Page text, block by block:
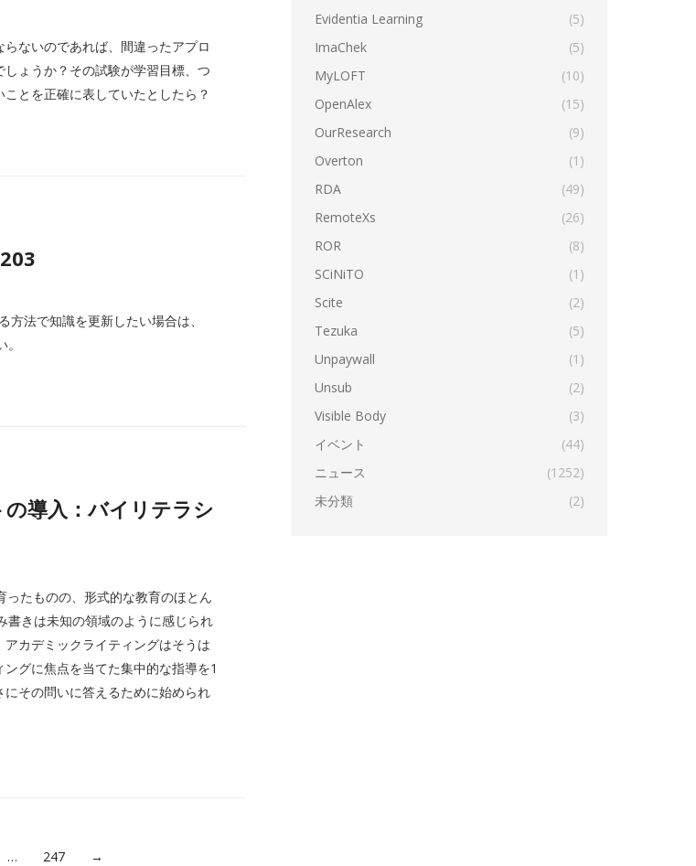
ないのであれば、間違ったアプロ
ょうか？その試験が学習目標、つ
とを正確に表していたとしたら？
法で知識を更新したい場合は、
導入：バイリテラシ
たものの、形式的な教育のほとん
きは未知の領域のように感じられ
カデミックライティングはそうは
グに焦点を当てた集中的な指導を1
その問いに答えるために始められ
… 247 →
Evidentia Learning
(5)
ImaChek
(5)
MyLOFT
(10)
OpenAlex
(15)
OurResearch
(9)
Overton
(1)
RDA
(49)
RemoteXs
(26)
ROR
(8)
SCiNiTO
(1)
Scite
(2)
Tezuka
(5)
Unpaywall
(1)
Unsub
(2)
Visible Body
(3)
イベント
(44)
ニュース
(1252)
未分類
(2)